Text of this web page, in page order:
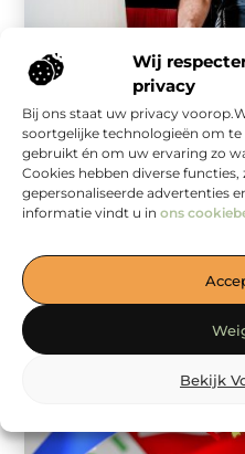
Wij
privacy
Bij ons staat uw privacy
soortgelijke technologieën om
gebruikt én om uw ervaring zo
Cookies hebben diverse functies,
gepersonaliseerde advertenties
informatie vindt u in ons
Bekijk
Transformeer je Huis
Tegelzetter in
Ben je van plan je huis te
een tegelzetter in
Professionele